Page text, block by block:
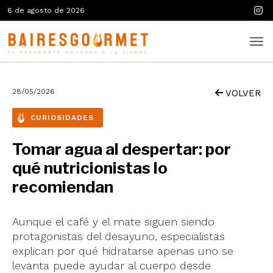
6 de agosto de 2026
28/05/2026 VOLVER
CURIOSIDADES
Tomar agua al despertar: por
qué nutricionistas lo
recomiendan
Aunque el café y el mate siguen siendo
protagonistas del desayuno, especialistas
explican por qué hidratarse apenas uno se
levanta puede ayudar al cuerpo desde